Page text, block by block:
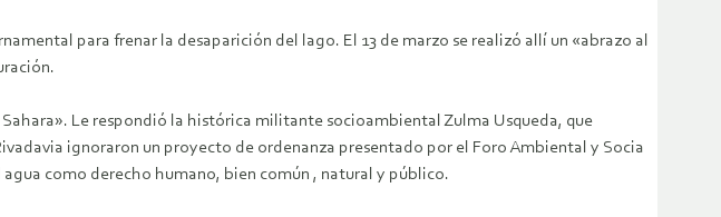
para frenar la desaparición del lago. El 13 de marzo se realizó allí un «abrazo al
Le respondió la histórica militante socioambiental Zulma Usqueda, que
ignoraron un proyecto de ordenanza presentado por el Foro Ambiental y Socia
como derecho humano, bien común , natural y público.